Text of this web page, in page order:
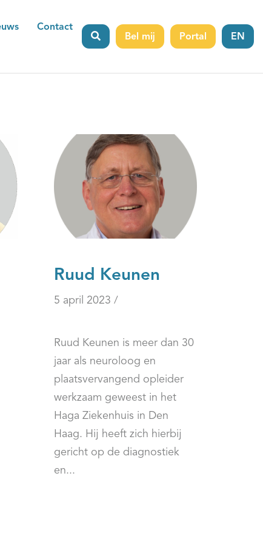
Contact
Bel mij
Portal EN
Ruud Keunen
5 april 2023 /
Ruud Keunen is meer dan 30
jaar als neuroloog en
plaatsvervangend opleider
werkzaam geweest in het
Haga Ziekenhuis in Den
Haag. Hij heeft zich hierbij
gericht op de diagnostiek
en...